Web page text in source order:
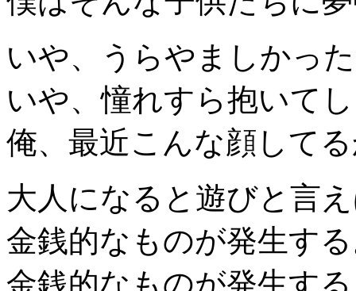
いや、うらやましかっ
いや、憧れすら抱いて
俺、最近こんな顔して
大人になると遊びと言
金銭的なものが発生す
金銭的なものが発生す